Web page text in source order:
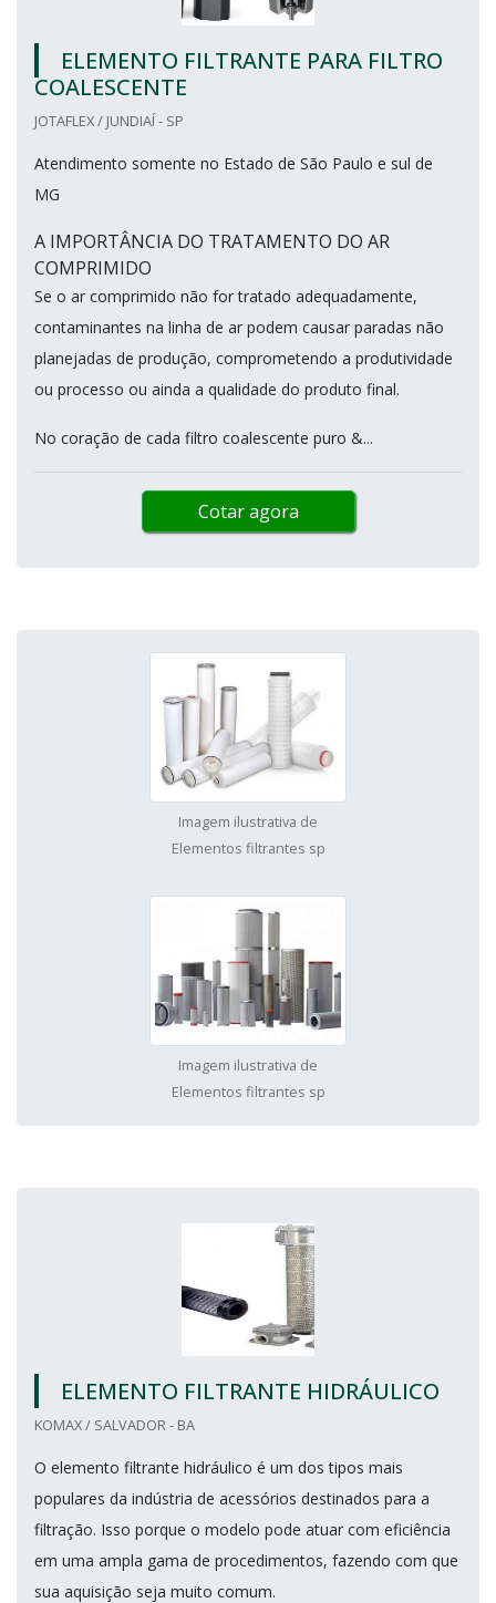
ELEMENTO FILTRANTE PARA FILTRO
COALESCENTE
JOTAFLEX / JUNDIAÍ - SP
Atendimento somente no Estado de São Paulo e sul de
MG
A IMPORTÂNCIA DO TRATAMENTO DO AR
COMPRIMIDO
Se o ar comprimido não for tratado adequadamente,
contaminantes na linha de ar podem causar paradas não
planejadas de produção, comprometendo a produtividade
ou processo ou ainda a qualidade do produto final.
No coração de cada filtro coalescente puro &...
Cotar agora
Imagem ilustrativa de
Elementos filtrantes sp
Imagem ilustrativa de
Elementos filtrantes sp
ELEMENTO FILTRANTE HIDRÁULICO
KOMAX / SALVADOR - BA
O elemento filtrante hidráulico é um dos tipos mais
populares da indústria de acessórios destinados para a
filtração. Isso porque o modelo pode atuar com eficiência
em uma ampla gama de procedimentos, fazendo com que
sua aquisição seja muito comum.